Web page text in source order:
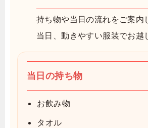
持ち物や当日の流れをご案内
当日、動きやすい服装でお越
当日の持ち物
お飲み物
タオル